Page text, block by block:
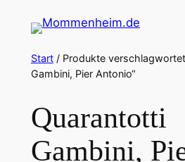
Inhalt
springen
Start/ Produkte
Gambini, Pier Antonio“
Quarantotti
Gambini,